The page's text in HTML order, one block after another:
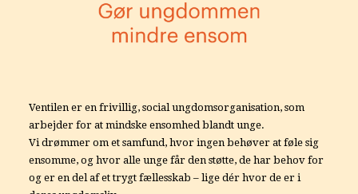
Ventilen er en frivillig, social ungdomsorganisation, som
arbejder for at mindske ensomhed blandt unge.
Vi drømmer om et samfund, hvor ingen behøver at føle sig
ensomme, og hvor alle unge får den støtte, de har behov for
og er en del af et trygt fællesskab – lige dér hvor de er i